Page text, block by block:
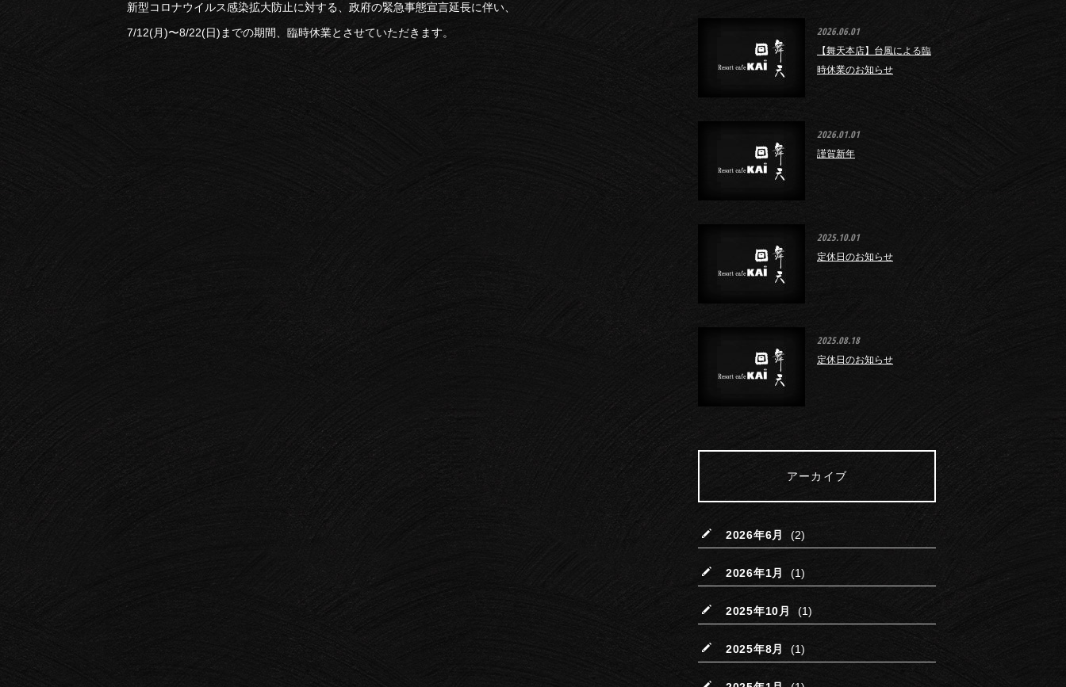
新型コロナウイルス感染拡大防止に対する、政府の緊急事態宣言延長に伴い、
7/12(月)〜8/22(日)までの期間、臨時休業とさせていただきます。
2026.06.01
【舞天本店】台風による臨
時休業のお知らせ
2026.01.01
謹賀新年
2025.10.01
定休日のお知らせ
2025.08.18
定休日のお知らせ
アーカイブ
2026年6月 (2)
2026年1月 (1)
2025年10月 (1)
2025年8月 (1)